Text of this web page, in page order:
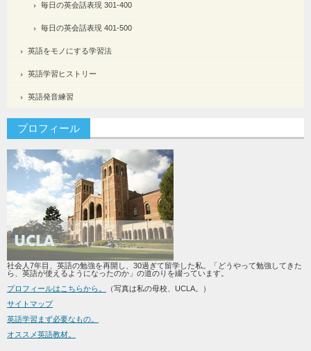
毎日の英会話表現 301-400
毎日の英会話表現 401-500
英語をモノにする学習法
英語学習ヒストリー
英語発音練習
プロフィール
社会人7年目、英語の勉強を再開し、30過ぎて留学した私。「どうやって勉強してきた
ら、英語が使えるようになったのか」の道のりを綴っています。
プロフィールはこちらから。
（写真は私の母校、UCLA。）
サイトマップ
英語学習まず必要なもの。
オススメ英語教材。